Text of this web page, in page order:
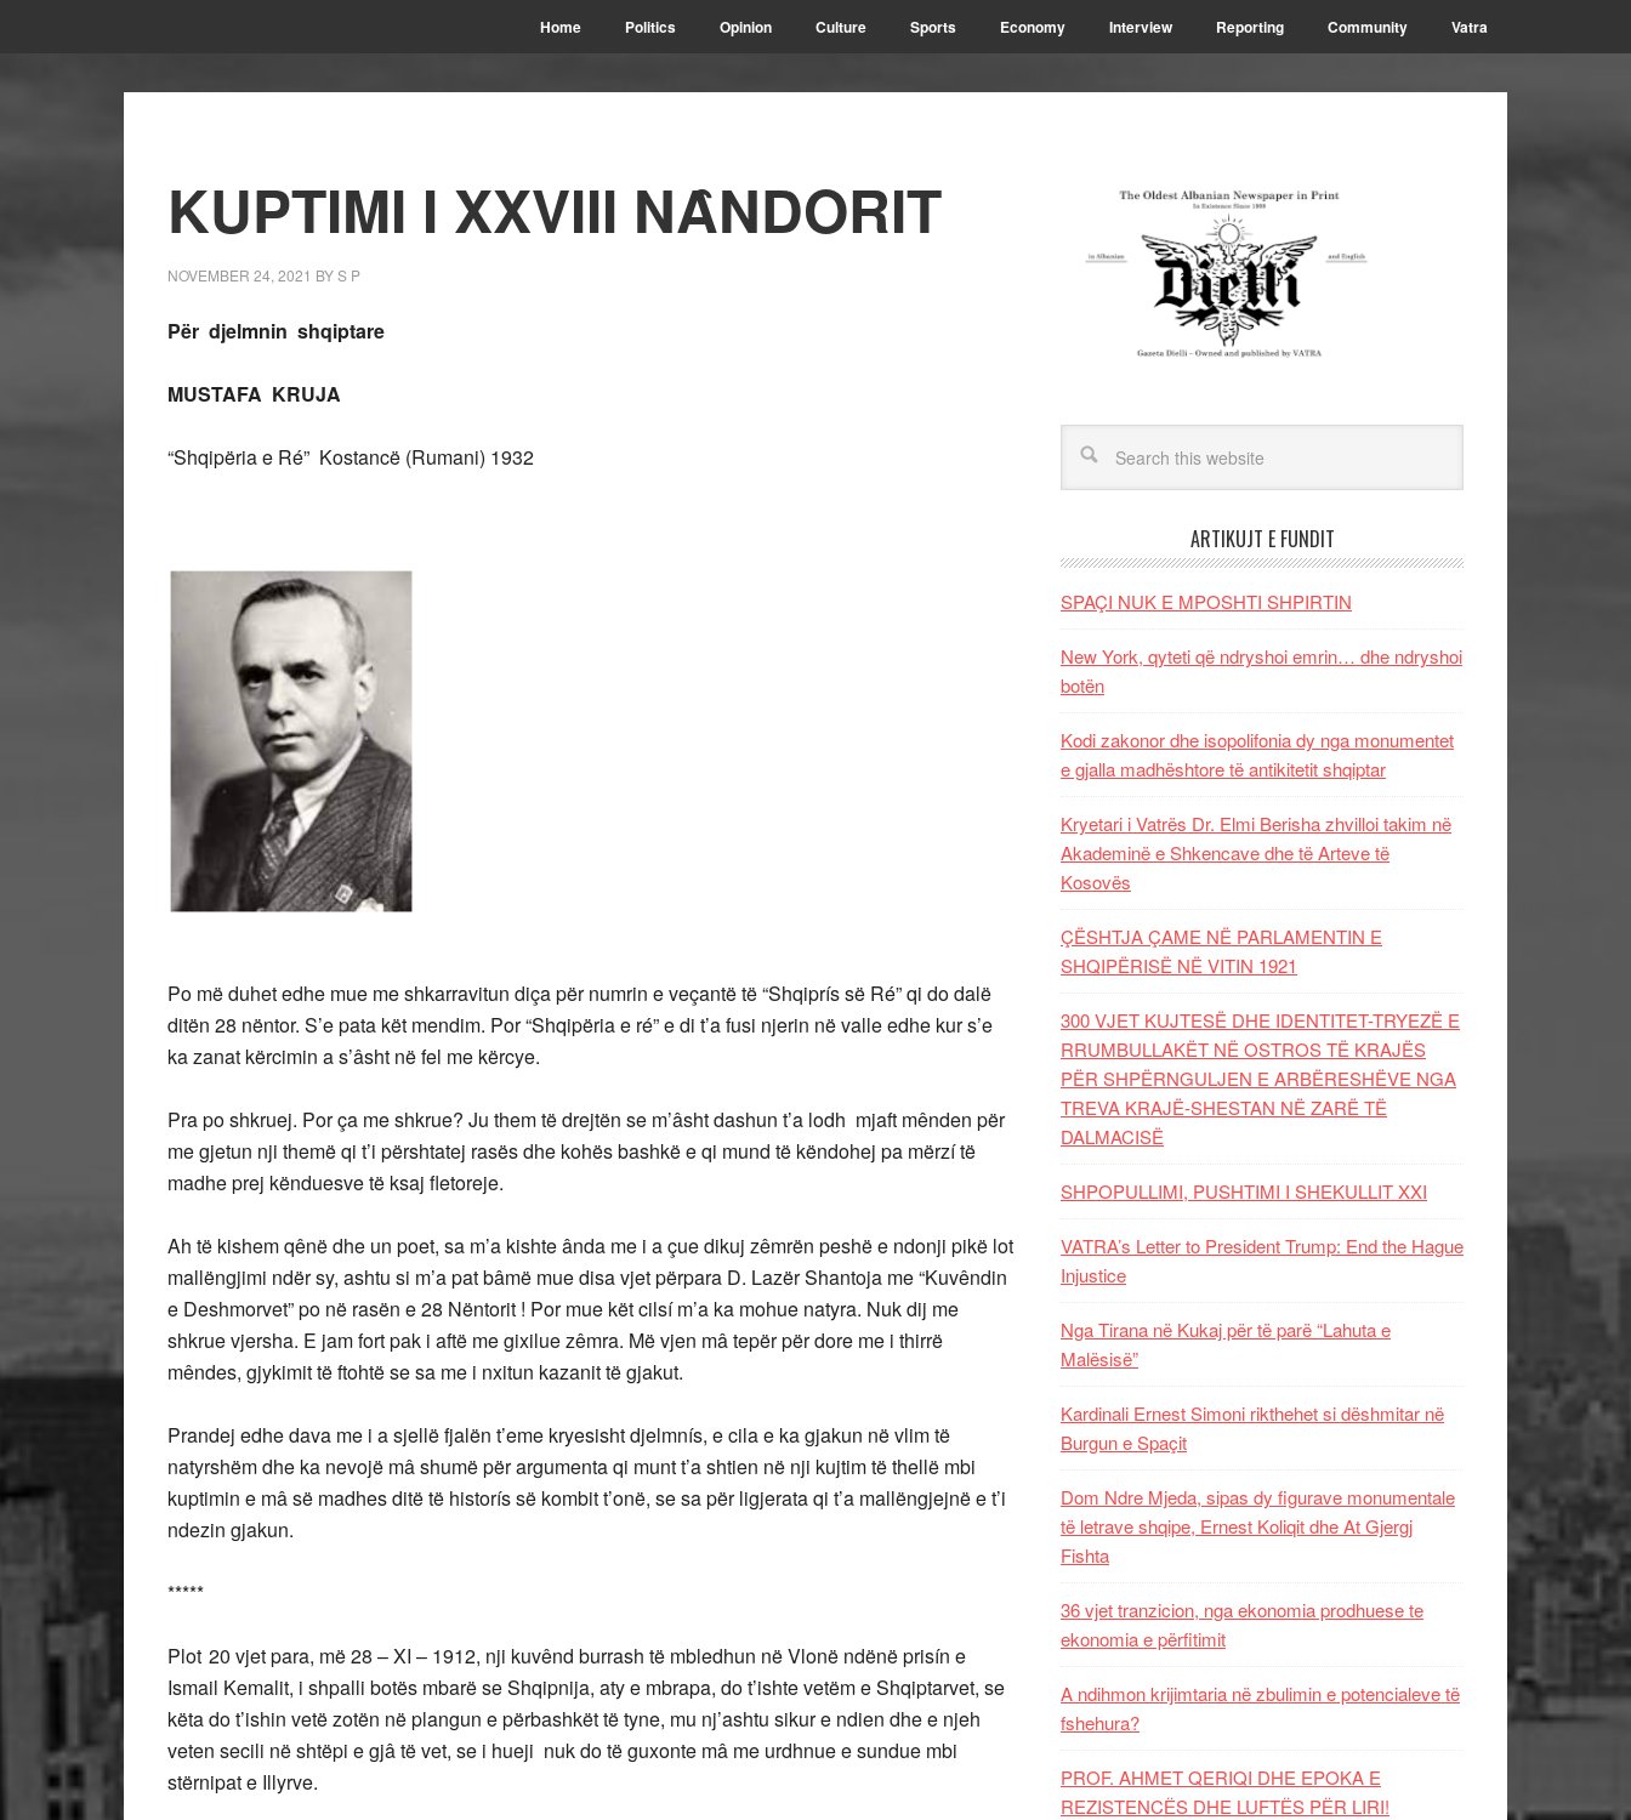
Home Politics Opinion Culture Sports Economy Interview Reporting Community Vatra
KUPTIMI I XXVIII NȂNDORIT
NOVEMBER 24, 2021 BYS P
Për djelmnin shqiptare
MUSTAFA KRUJA
“Shqipëria e Ré” Kostancë (Rumani) 1932
Po më duhet edhe mue me shkarravitun diça për numrin e veçantë të “Shqiprís së Ré” qi do dalë
ditën 28 nëntor. S’e pata kët mendim. Por “Shqipëria e ré” e di t’a fusi njerin në valle edhe kur s’e
ka zanat kërcimin a s’âsht në fel me kërcye.
Pra po shkruej. Por ça me shkrue? Ju them të drejtën se m’âsht dashun t’a lodh mjaft mênden për
me gjetun nji themë qi t’i përshtatej rasës dhe kohës bashkë e qi mund të këndohej pa mërzí të
madhe prej kënduesve të ksaj fletoreje.
Ah të kishem qênë dhe un poet, sa m’a kishte ânda me i a çue dikuj zêmrën peshë e ndonji pikë lot
mallëngjimi ndër sy, ashtu si m’a pat bâmë mue disa vjet përpara D. Lazër Shantoja me “Kuvêndin
e Deshmorvet” po në rasën e 28 Nëntorit ! Por mue kët cilsí m’a ka mohue natyra. Nuk dij me
shkrue vjersha. E jam fort pak i aftë me gixilue zêmra. Më vjen mâ tepër për dore me i thirrë
mêndes, gjykimit të ftohtë se sa me i nxitun kazanit të gjakut.
Prandej edhe dava me i a sjellë fjalën t’eme kryesisht djelmnís, e cila e ka gjakun në vlim të
natyrshëm dhe ka nevojë mâ shumë për argumenta qi munt t’a shtien në nji kujtim të thellë mbi
kuptimin e mâ së madhes ditë të historís së kombit t’onë, se sa për ligjerata qi t’a mallëngjejnë e t’i
ndezin gjakun.
*****
Plot 20 vjet para, më 28 – XI – 1912, nji kuvênd burrash të mbledhun në Vlonë ndënë prisín e
Ismail Kemalit, i shpalli botës mbarë se Shqipnija, aty e mbrapa, do t’ishte vetëm e Shqiptarvet, se
këta do t’ishin vetë zotën në plangun e përbashkët të tyne, mu nj’ashtu sikur e ndien dhe e njeh
veten secili në shtëpi e gjâ të vet, se i hueji nuk do të guxonte mâ me urdhnue e sundue mbi
stërnipat e Illyrve.
ARTIKUJT E FUNDIT
SPAÇI NUK E MPOSHTI SHPIRTIN
New York, qyteti që ndryshoi emrin… dhe ndryshoi
botën
Kodi zakonor dhe isopolifonia dy nga monumentet
e gjalla madhështore të antikitetit shqiptar
Kryetari i Vatrës Dr. Elmi Berisha zhvilloi takim në
Akademinë e Shkencave dhe të Arteve të
Kosovës
ÇËSHTJA ÇAME NË PARLAMENTIN E
SHQIPËRISË NË VITIN 1921
300 VJET KUJTESË DHE IDENTITET-TRYEZË E
RRUMBULLAKËT NË OSTROS TË KRAJËS
PËR SHPËRNGULJEN E ARBËRESHËVE NGA
TREVA KRAJË-SHESTAN NË ZARË TË
DALMACISË
SHPOPULLIMI, PUSHTIMI I SHEKULLIT XXI
VATRA’s Letter to President Trump: End the Hague
Injustice
Nga Tirana në Kukaj për të parë “Lahuta e
Malësisë”
Kardinali Ernest Simoni rikthehet si dëshmitar në
Burgun e Spaçit
Dom Ndre Mjeda, sipas dy figurave monumentale
të letrave shqipe, Ernest Koliqit dhe At Gjergj
Fishta
36 vjet tranzicion, nga ekonomia prodhuese te
ekonomia e përfitimit
A ndihmon krijimtaria në zbulimin e potencialeve të
fshehura?
PROF. AHMET QERIQI DHE EPOKA E
REZISTENCЁS DHE LUFTЁS PЁR LIRI!